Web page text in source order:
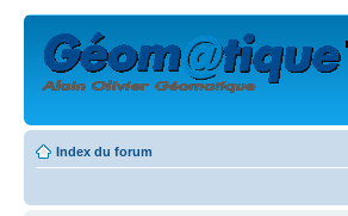
Index du forum